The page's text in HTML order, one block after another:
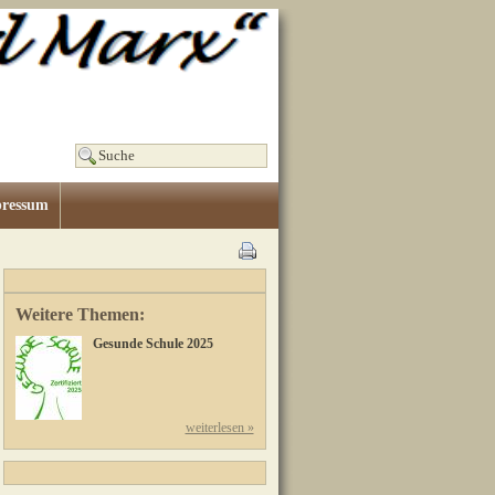
Weitere Themen:
Gesunde Schule 2025
weiterlesen »